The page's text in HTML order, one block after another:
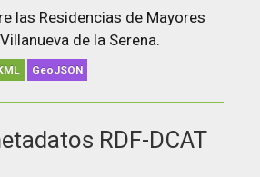
las Residencias de Mayores
de la Serena.
GeoJSON
RDF-DCAT